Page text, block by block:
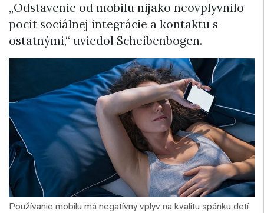
„Odstavenie od mobilu nijako neovplyvnilo
pocit sociálnej integrácie a kontaktu s
ostatnými,“ uviedol Scheibenbogen.
Používanie mobilu má negatívny vplyv na kvalitu spánku detí